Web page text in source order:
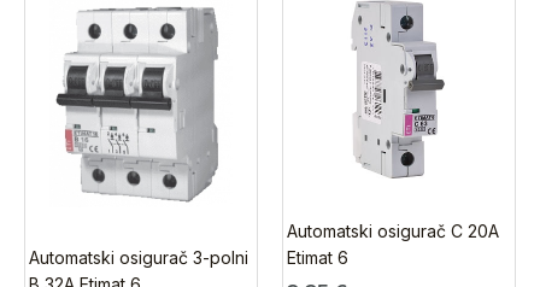
Automatski osigurač 3-polni
Automatski osigurač C 20A
Etimat 6